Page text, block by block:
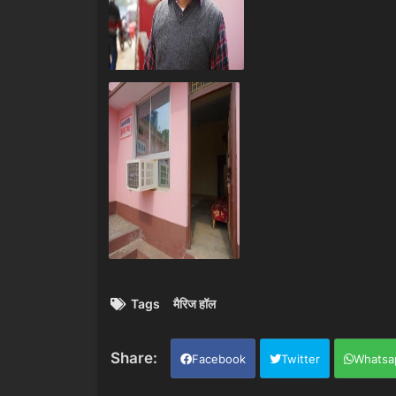
Tags मैरिज हॉल
Facebook Twitter